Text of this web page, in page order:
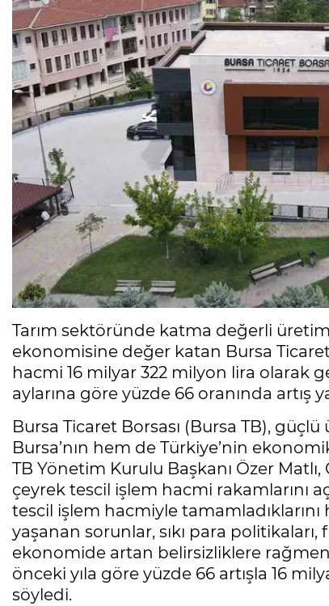
Tarım sektöründe katma değerli
ekonomisine değer katan Bursa Ticaret
hacmi 16 milyar 322 milyon lira olarak
aylarına göre yüzde 66 oranında artış
Bursa Ticaret Borsası (Bursa TB), güçlü
Bursa’nın hem de Türkiye’nin
TB Yönetim Kurulu Başkanı Özer Matlı,
çeyrek tescil işlem hacmi rakamlarını
tescil işlem hacmiyle
yaşanan sorunlar, sıkı para
ekonomide artan belirsizliklere
önceki yıla göre yüzde 66 artışla 16
söyledi.